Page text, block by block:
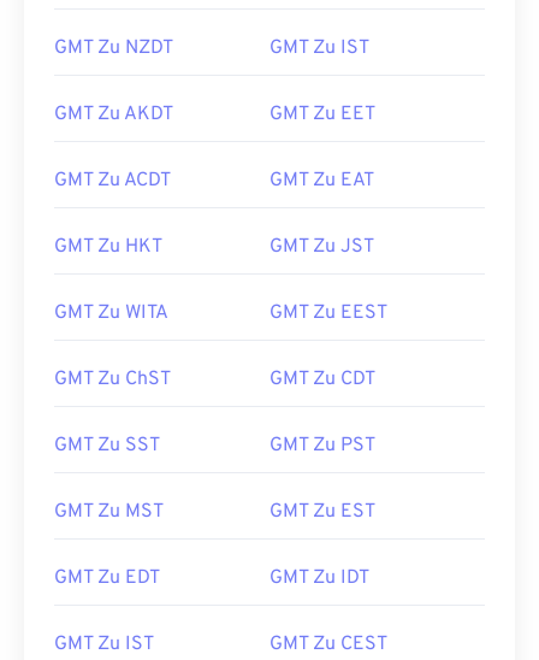
GMT Zu NZDT GMT Zu IST
GMT Zu AKDT GMT Zu EET
GMT Zu ACDT GMT Zu EAT
GMT Zu HKT GMT Zu JST
GMT Zu WITA GMT Zu EEST
GMT Zu ChST GMT Zu CDT
GMT Zu SST GMT Zu PST
GMT Zu MST GMT Zu EST
GMT Zu EDT GMT Zu IDT
GMT Zu IST GMT Zu CEST